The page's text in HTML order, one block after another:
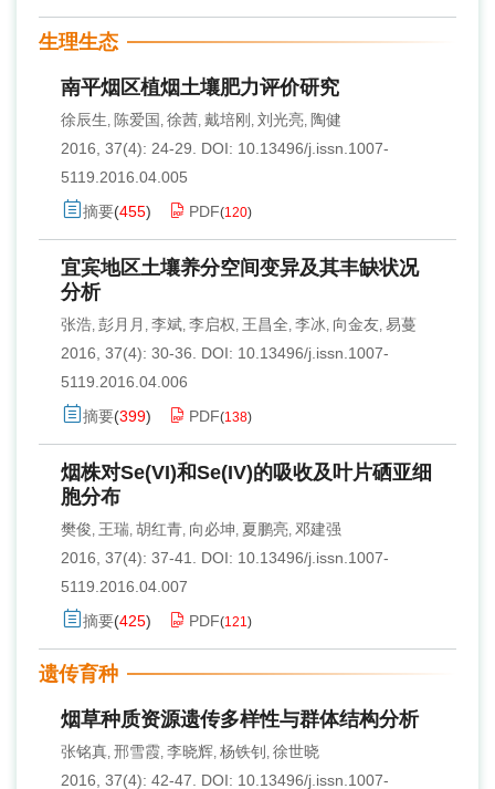
生理生态
南平烟区植烟土壤肥力评价研究
徐辰生, 陈爱国 , 徐茜, 戴培刚 , 刘光亮, 陶健
2016, 37(4): 24-29.
DOI: 10.13496/j.issn.1007-
5119.2016.04.005
摘要(455) PDF(120)
宜宾地区土壤养分空间变异及其丰缺状况
分析
张浩, 彭月月 , 李斌, 李启权, 王昌全, 李冰, 向金友, 易蔓
2016, 37(4): 30-36.
DOI: 10.13496/j.issn.1007-
5119.2016.04.006
摘要(399) PDF(138)
烟株对Se(VI)和Se(IV)的吸收及叶片硒亚细
胞分布
樊俊, 王瑞, 胡红青, 向必坤, 夏鹏亮, 邓建强
2016, 37(4): 37-41.
DOI: 10.13496/j.issn.1007-
5119.2016.04.007
摘要(425) PDF(121)
遗传育种
烟草种质资源遗传多样性与群体结构分析
张铭真, 邢雪霞, 李晓辉, 杨铁钊, 徐世晓
2016, 37(4): 42-47.
DOI: 10.13496/j.issn.1007-